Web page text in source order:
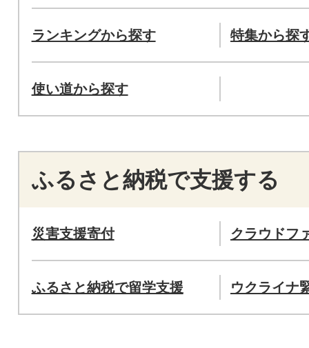
ランキングから探す 特集から探
使い道から探す
ふるさと納税で支援する
災害支援寄付 クラウドフ
ふるさと納税で留学支援 ウクライナ